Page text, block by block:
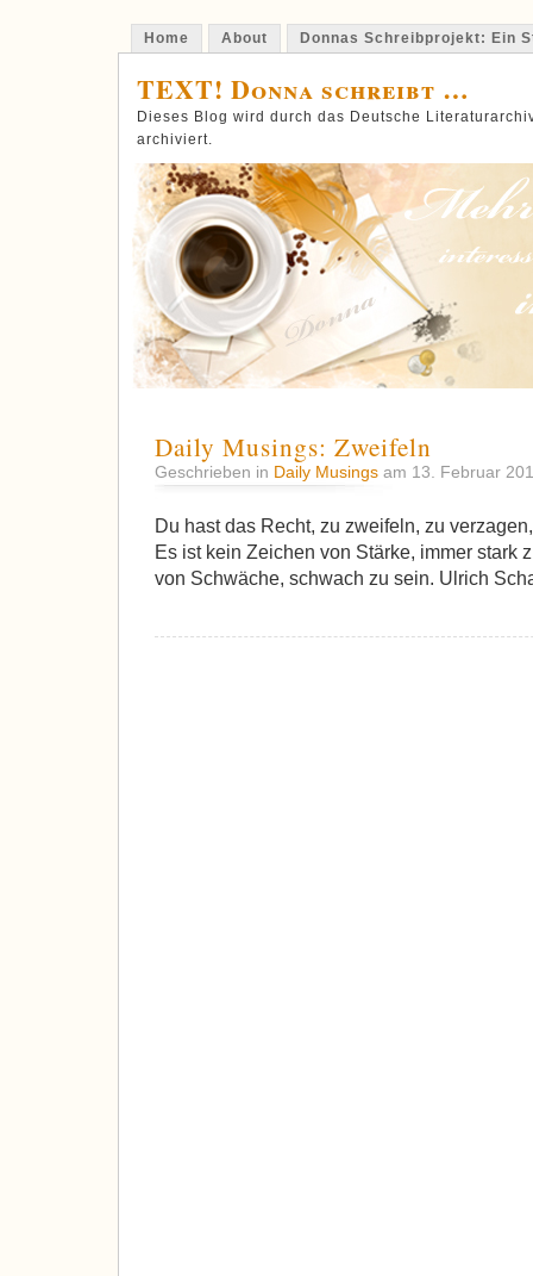
Home About Donnas Schreibprojekt: Ein
TEXT! Donna schreibt …
Dieses Blog wird durch das Deutsche
archiviert.
Daily Musings: Zweifeln
Geschrieben in Daily Musings am 13. Februar
Du hast das Recht, zu zweifeln, zu
Es ist kein Zeichen von Stärke, immer stark
von Schwäche, schwach zu sein. Ulrich